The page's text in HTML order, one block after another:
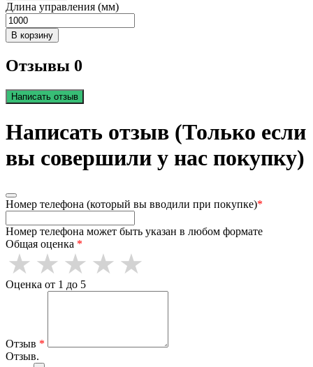
Длина управления (мм)
В корзину
Отзывы 0
Написать отзыв
Написать отзыв (Только если
вы совершили у нас покупку)
Номер телефона (который вы вводили при покупке)*
Номер телефона может быть указан в любом формате
Общая оценка *
Оценка от 1 до 5
Отзыв *
Отзыв.